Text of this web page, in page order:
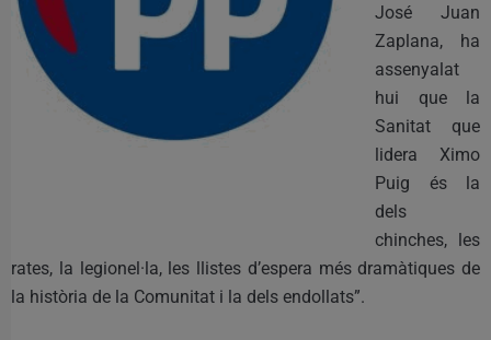
José Juan
Zaplana, ha
assenyalat
hui que la
Sanitat que
lidera Ximo
Puig és la
dels
chinches, les
rates, la legionel·la, les llistes d’espera més dramàtiques de
la història de la Comunitat i la dels endollats”.